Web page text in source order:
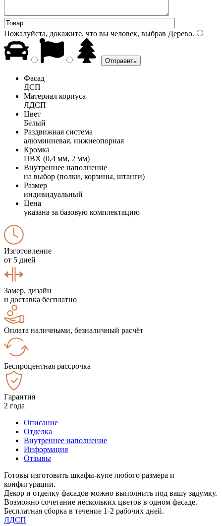
Пожалуйста, докажите, что вы человек, выбрав Дерево.
Фасад
ДСП
Материал корпуса
ЛДСП
Цвет
Белый
Раздвижная система
алюминиевая, нижнеопорная
Кромка
ПВХ (0,4 мм, 2 мм)
Внутреннее наполнение
на выбор (полки, корзины, штанги)
Размер
индивидуальный
Цена
указана за базовую комплектацию
Изготовление
от 5 дней
Замер, дизайн
и доставка бесплатно
Оплата наличными, безналичный расчёт
Беспроцентная рассрочка
Гарантия
2 года
Описание
Отделка
Внутреннее наполнение
Информация
Отзывы
Готовы изготовить шкафы-купе любого размера и
конфигурации.
Декор и отделку фасадов можно выполнить под вашу задумку.
Возможно сочетание нескольких цветов в одном фасаде.
Бесплатная сборка в течение 1-2 рабочих дней.
ЛДСП